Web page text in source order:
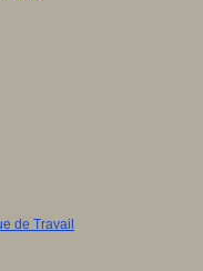
de Travail